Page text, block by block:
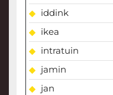
iddink
ikea
intratuin
jamin
jan